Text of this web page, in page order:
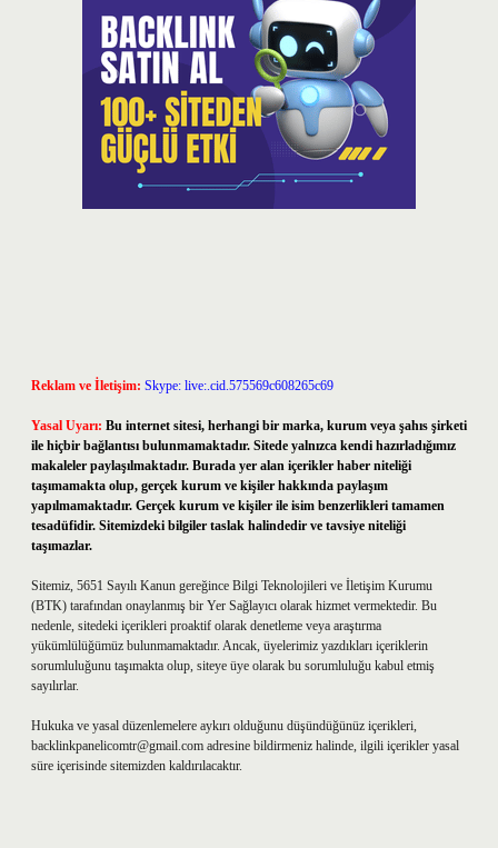
Reklam ve İletişim: Skype: live:.cid.575569c608265c69
Yasal Uyarı: Bu internet sitesi, herhangi bir marka, kurum veya şahıs şirketi
ile hiçbir bağlantısı bulunmamaktadır. Sitede yalnızca kendi hazırladığımız
makaleler paylaşılmaktadır. Burada yer alan içerikler haber niteliği
taşımamakta olup, gerçek kurum ve kişiler hakkında paylaşım
yapılmamaktadır. Gerçek kurum ve kişiler ile isim benzerlikleri tamamen
tesadüfidir. Sitemizdeki bilgiler taslak halindedir ve tavsiye niteliği
taşımazlar.
Sitemiz, 5651 Sayılı Kanun gereğince Bilgi Teknolojileri ve İletişim Kurumu
(BTK) tarafından onaylanmış bir Yer Sağlayıcı olarak hizmet vermektedir. Bu
nedenle, sitedeki içerikleri proaktif olarak denetleme veya araştırma
yükümlülüğümüz bulunmamaktadır. Ancak, üyelerimiz yazdıkları içeriklerin
sorumluluğunu taşımakta olup, siteye üye olarak bu sorumluluğu kabul etmiş
sayılırlar.
Hukuka ve yasal düzenlemelere aykırı olduğunu düşündüğünüz içerikleri,
backlinkpanelicomtr@gmail.com adresine bildirmeniz halinde, ilgili içerikler yasal
süre içerisinde sitemizden kaldırılacaktır.